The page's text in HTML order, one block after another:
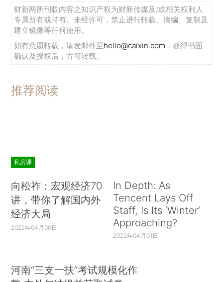
财新网所刊载内容之知识产权为财新传媒及/或相关权利人
专属所有或持有。未经许可，禁止进行转载、摘编、复制及
建立镜像等任何使用。
如有意愿转载，请发邮件至hello@caixin.com ，获得书面
确认及授权后，方可转载。
推荐阅读
私房课
向松祚：宏观经济70
讲，带你了解国内外
经济大局
2022年04月06日
In Depth: As
Tencent Lays Off
Staff, Is Its ‘Winter’
Approaching?
2022年04月01日
河南“三支一扶”考试规模化作